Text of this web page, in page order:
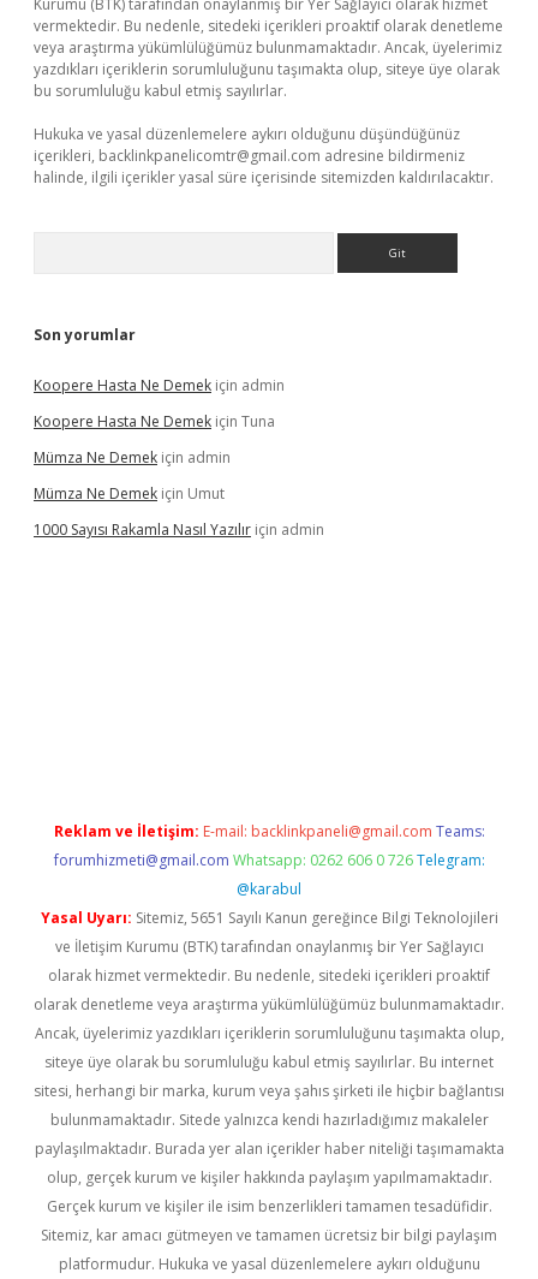
Kurumu (BTK) tarafından onaylanmış bir Yer Sağlayıcı olarak hizmet
vermektedir. Bu nedenle, sitedeki içerikleri proaktif olarak denetleme
veya araştırma yükümlülüğümüz bulunmamaktadır. Ancak, üyelerimiz
yazdıkları içeriklerin sorumluluğunu taşımakta olup, siteye üye olarak
bu sorumluluğu kabul etmiş sayılırlar.
Hukuka ve yasal düzenlemelere aykırı olduğunu düşündüğünüz
içerikleri, backlinkpanelicomtr@gmail.com adresine bildirmeniz
halinde, ilgili içerikler yasal süre içerisinde sitemizden kaldırılacaktır.
Son yorumlar
Koopere Hasta Ne Demek için admin
Koopere Hasta Ne Demek için Tuna
Mümza Ne Demek için admin
Mümza Ne Demek için Umut
1000 Sayısı Rakamla Nasıl Yazılır için admin
Reklam ve İletişim: E-mail: backlinkpaneli@gmail.com Teams:
forumhizmeti@gmail.com Whatsapp: 0262 606 0 726 Telegram:
@karabul
Yasal Uyarı: Sitemiz, 5651 Sayılı Kanun gereğince Bilgi Teknolojileri
ve İletişim Kurumu (BTK) tarafından onaylanmış bir Yer Sağlayıcı
olarak hizmet vermektedir. Bu nedenle, sitedeki içerikleri proaktif
olarak denetleme veya araştırma yükümlülüğümüz bulunmamaktadır.
Ancak, üyelerimiz yazdıkları içeriklerin sorumluluğunu taşımakta olup,
siteye üye olarak bu sorumluluğu kabul etmiş sayılırlar. Bu internet
sitesi, herhangi bir marka, kurum veya şahıs şirketi ile hiçbir bağlantısı
bulunmamaktadır. Sitede yalnızca kendi hazırladığımız makaleler
paylaşılmaktadır. Burada yer alan içerikler haber niteliği taşımamakta
olup, gerçek kurum ve kişiler hakkında paylaşım yapılmamaktadır.
Gerçek kurum ve kişiler ile isim benzerlikleri tamamen tesadüfidir.
Sitemiz, kar amacı gütmeyen ve tamamen ücretsiz bir bilgi paylaşım
platformudur. Hukuka ve yasal düzenlemelere aykırı olduğunu